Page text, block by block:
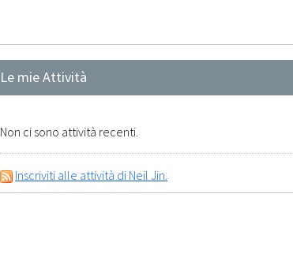
Le mie Attività
Non ci sono attività recenti.
Inscriviti alle attività di Neil Jin.